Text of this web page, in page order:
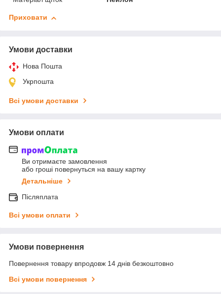
Приховати
Умови доставки
Нова Пошта
Укрпошта
Всі умови доставки
Умови оплати
Ви отримаєте замовлення
або гроші повернуться на вашу картку
Детальніше
Післяплата
Всі умови оплати
Умови повернення
Повернення товару впродовж 14 днів безкоштовно
Всі умови повернення